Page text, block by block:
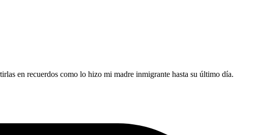
en recuerdos como lo hizo mi madre inmigrante hasta su último día.